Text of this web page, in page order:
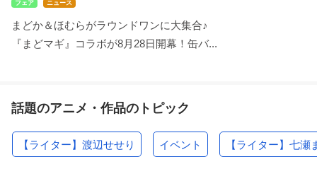
フェア ニュース
まどか＆ほむらがラウンドワンに大集合♪
『まどマギ』コラボが8月28日開幕！缶バ...
話題のアニメ・作品のトピック
【ライター】渡辺せせり イベント 【ライター】七瀬